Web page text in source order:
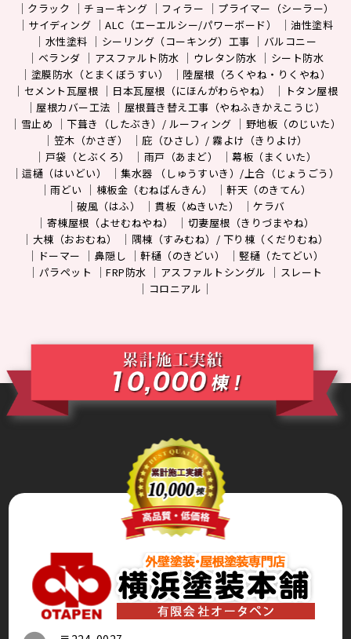
クラック チョーキング フィラー
プライマー（シーラー）
サイディング
ALC（エーエルシー/パワーボード）
油性塗料
水性塗料
シーリング（コーキング）工事
バルコニー
ベランダ
アスファルト防水 ウレタン防水
シート防水
塗膜防水（とまくぼうすい）
陸屋根（ろくやね・りくやね）
セメント瓦屋根
日本瓦屋根（にほんがわらやね）
トタン屋根
屋根カバー工法
屋根葺き替え工事（やねふきかえこうじ）
雪止め
下葺き（したぶき）/ ルーフィング
野地板（のじいた）
笠木（かさぎ）
庇（ひさし）/ 霧よけ（きりよけ）
戸袋（とぶくろ）
雨戸（あまど）
幕板（まくいた）
這樋（はいどい）
集水器 （しゅうすいき）/上合（じょうごう）
雨どい
棟板金（むねばんきん）
軒天（のきてん）
破風（はふ）
貫板（ぬきいた）
ケラバ
寄棟屋根（よせむねやね）
切妻屋根（きりづまやね）
大棟（おおむね）
隅棟（すみむね）/ 下り棟（くだりむね）
ドーマー
鼻隠し 軒樋（のきどい）
竪樋（たてどい）
パラペット
FRP防水 アスファルトシングル
スレート
コロニアル